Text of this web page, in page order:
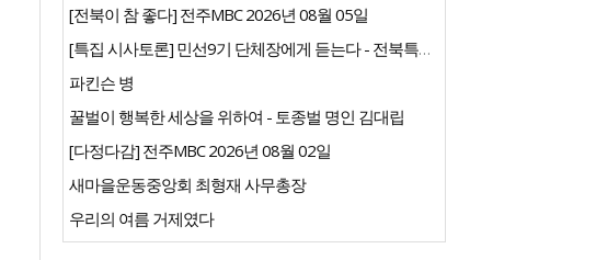
[전북이 참 좋다] 전주MBC 2026년 08월 05일
[특집 시사토론] 민선9기 단체장에게 듣는다 - 전북특별자치도지사
파킨슨 병
꿀벌이 행복한 세상을 위하여 - 토종벌 명인 김대립
[다정다감] 전주MBC 2026년 08월 02일
새마을운동중앙회 최형재 사무총장
우리의 여름 거제였다